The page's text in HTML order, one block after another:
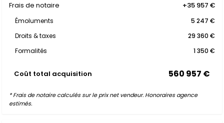
Frais de notaire +35 957 €
Émoluments
5 247 €
Droits & taxes
29 360 €
Formalités
1 350 €
Coût total acquisition 560 957 €
* Frais de notaire calculés sur le prix net vendeur. Honoraires agence
estimés.